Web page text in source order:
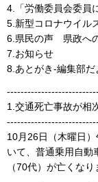
4.「労働委員会委員
5.新型コロナウイル
6.県民の声 県政へ
7.お知らせ
8.あとがき-編集部だ
1.交通死亡事故が相
10月26日（木曜日
いて、普通乗用自動
（70代）が亡くなり